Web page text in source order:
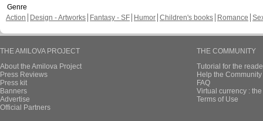
Genre
Action
Design - Artworks Fantasy - SF Humor Children's books Romance
THE AMILOVA PROJECT
About the Amilova Project
Press Reviews
Press kit
Banners
Advertise
Official Partners
THE COMMUNITY
Tutorial for the
Help the
FAQ
Virtual currency :
Terms of Use